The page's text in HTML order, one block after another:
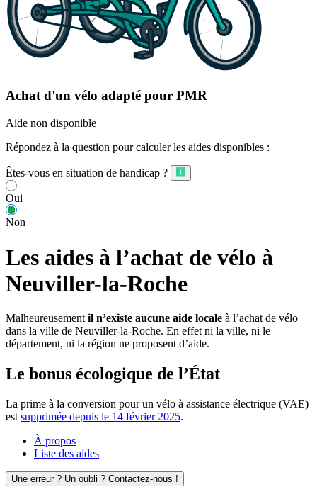
Achat d'un vélo adapté pour PMR
Aide non disponible
Répondez à la question pour calculer les aides disponibles :
Êtes-vous en situation de handicap ?
Oui
Non
Les aides à l’achat de vélo à
Neuviller-la-Roche
Malheureusement il n’existe aucune aide locale à l’achat de vélo
dans la ville de Neuviller-la-Roche. En effet ni la ville, ni le
département, ni la région ne proposent d’aide.
Le bonus écologique de l’État
La prime à la conversion pour un vélo à assistance électrique (VAE)
est supprimée depuis le 14 février 2025.
À propos
Liste des aides
Une erreur ? Un oubli ? Contactez-nous !